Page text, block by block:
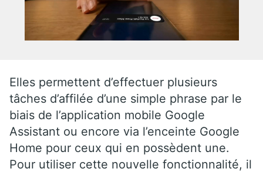
Elles permettent d’effectuer plusieurs
tâches d’affilée d’une simple phrase par le
biais de l’application mobile Google
Assistant ou encore via l’enceinte Google
Home pour ceux qui en possèdent une.
Pour utiliser cette nouvelle fonctionnalité, il